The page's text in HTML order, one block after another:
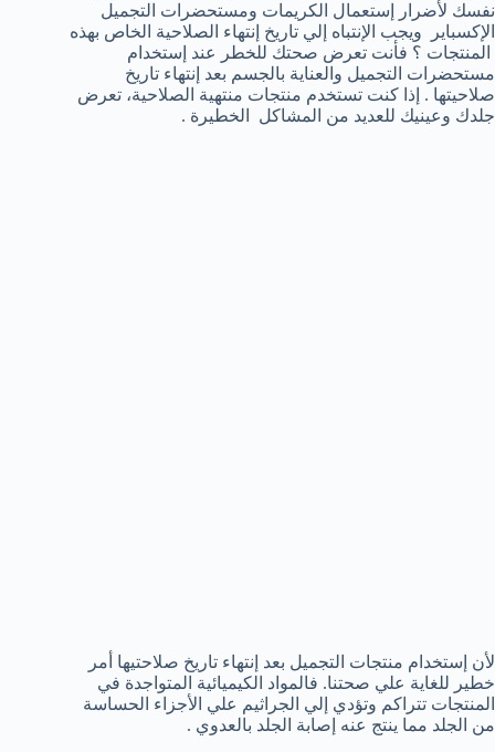
نفسك لأضرار إستعمال الكريمات ومستحضرات التجميل
الإكسباير ويجب الإنتباه إلي تاريخ إنتهاء الصلاحية الخاص بهذه
المنتجات ؟ فأنت تعرض صحتك للخطر عند إستخدام
مستحضرات التجميل والعناية بالجسم بعد إنتهاء تاريخ
صلاحيتها . إذا كنت تستخدم منتجات منتهية الصلاحية، تعرض
جلدك وعينيك للعديد من المشاكل الخطيرة .
لأن إستخدام منتجات التجميل بعد إنتهاء تاريخ صلاحتيها أمر
خطير للغاية علي صحتنا. فالمواد الكيميائية المتواجدة في
المنتجات تتراكم وتؤدي إلي الجراثيم علي الأجزاء الحساسة
من الجلد مما ينتج عنه إصابة الجلد بالعدوي .